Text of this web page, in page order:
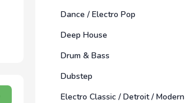
Dance / Electro Pop
Deep House
Drum & Bass
Dubstep
Electro Classic / Detroit / Modern